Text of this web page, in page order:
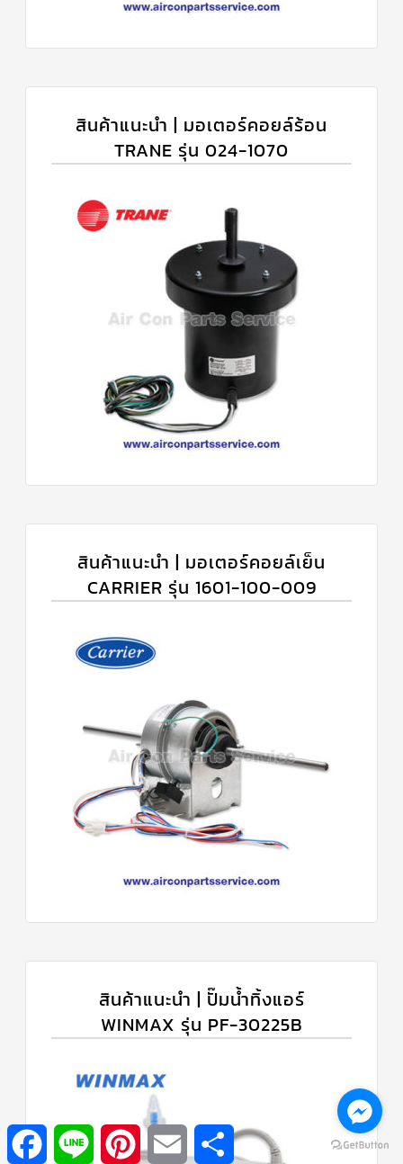
สินค้าแนะนำ | มอเตอร์คอยล์ร้อน
TRANE รุ่น 024-1070
สินค้าแนะนำ | มอเตอร์คอยล์เย็น
CARRIER รุ่น 1601-100-009
สินค้าแนะนำ | ปั๊มน้ำทิ้งแอร์
WINMAX รุ่น PF-30225B
Facebook Line Pinterest Email Share